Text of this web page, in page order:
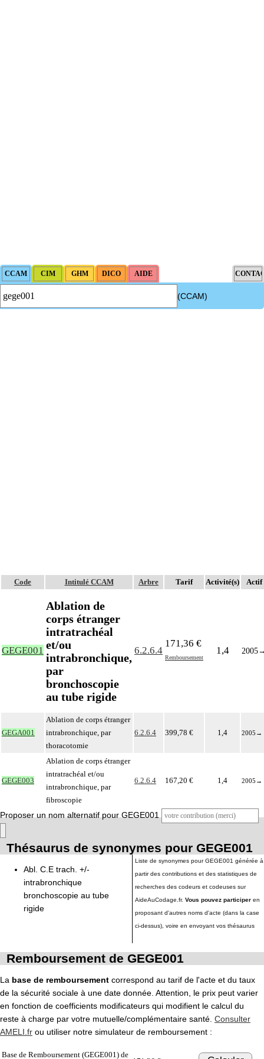
(CCAM)
Code Intitulé CCAM Arbre Tarif Activité(s) Actif
GEGE001
Ablation de
corps étranger
intratrachéal
et/ou
intrabronchique,
par
bronchoscopie
au tube rigide
6.2.6.4
171,36 €
Remboursement
1,4 2005
GEGA001
Ablation de corps étranger
intrabronchique, par
thoracotomie
6.2.6.4 399,78 € 1,4 2005 →
GEGE003
Ablation de corps étranger
intratrachéal et/ou
intrabronchique, par
fibroscopie
6.2.6.4 167,20 € 1,4 2005 →
Proposer un nom alternatif pour GEGE001
Thésaurus de synonymes pour GEGE001
Abl. C.E trach. +/-
intrabronchique
bronchoscopie au tube
rigide
Liste de synonymes pour GEGE001 générée à
partir des contributions et des statistiques de
recherches des codeurs et codeuses sur
AideAuCodage.fr. Vous pouvez participer en
proposant d'autres noms d'acte (dans la case
ci-dessus), voire en envoyant vos thésaurus
Remboursement de GEGE001
La base de remboursement correspond au tarif de l'acte et du taux
de la sécurité sociale à une date donnée. Attention, le prix peut varier
en fonction de coefficients modificateurs qui modifient le calcul du
reste à charge par votre mutuelle/complémentaire santé. Consulter
AMELI.fr ou utiliser notre simulateur de remboursement :
Base de Remboursement (GEGE001) de